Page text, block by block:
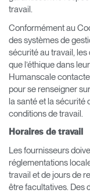
travail.
Conformément au
des systèmes de
sécurité au travail, les
que l’éthique dans
Humanscale
pour se renseigner
la santé et la sécurité
conditions de travail.
Horaires de travail
Les fournisseurs
réglementations
travail et de jours de
être facultatives. Des